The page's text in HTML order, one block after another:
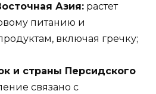
Азия: растет
питанию и
включая гречку;
и страны Персидского
связано с